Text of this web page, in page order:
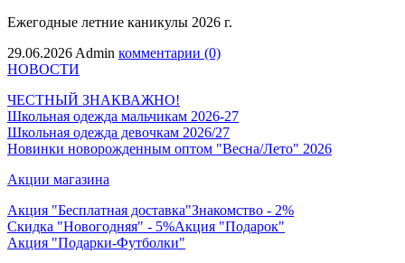
Ежегодные летние каникулы 2026 г.
29.06.2026 Admin комментарии (0)
НОВОСТИ
ЧЕСТНЫЙ ЗНАКВАЖНО!
Школьная одежда мальчикам 2026-27
Школьная одежда девочкам 2026/27
Новинки новорожденным оптом "Весна/Лето" 2026
Акции магазина
Акция "Бесплатная доставка"Знакомство - 2%
Скидка "Новогодняя" - 5%Акция "Подарок"
Акция "Подарки-Футболки"